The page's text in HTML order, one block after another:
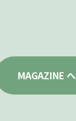
MAGAZINE へ